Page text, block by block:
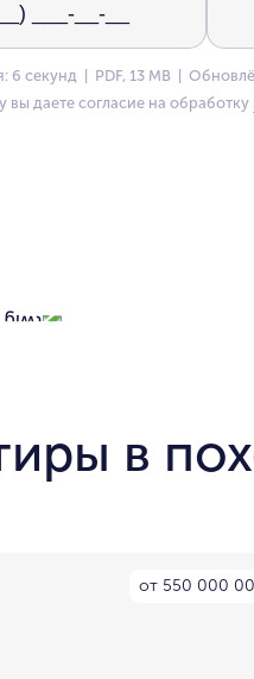
6 секунд | PDF, 13 MB |
вы даете согласие на обработку
в
от 550 000